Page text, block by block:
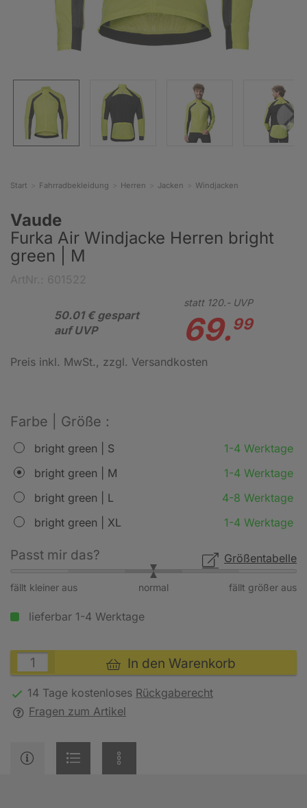
Start Fahrradbekleidung Herren Jacken Windjacken
Vaude
Furka Air Windjacke Herren bright
green | M
50.01 € gespart
auf UVP
statt 120.-UVP
69.99
Preis inkl. MwSt., zzgl. Versandkosten
Farbe | Größe :
bright green | S
1-4 Werktage
bright green | M
1-4 Werktage
bright green | L
4-8 Werktage
bright green | XL
1-4 Werktage
Größentabelle
Passt mir das?
fällt kleiner aus fällt größer aus
normal
lieferbar 1-4 Werktage
In den Warenkorb
14 Tage kostenloses Rückgaberecht
Fragen zum Artikel